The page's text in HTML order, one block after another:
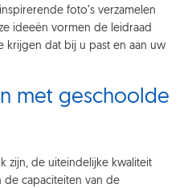
foto’s verzamelen
ideeën vormen de leidraad
krijgen dat bij u past en aan uw
met geschoolde
zijn, de uiteindelijke kwaliteit
de capaciteiten van de